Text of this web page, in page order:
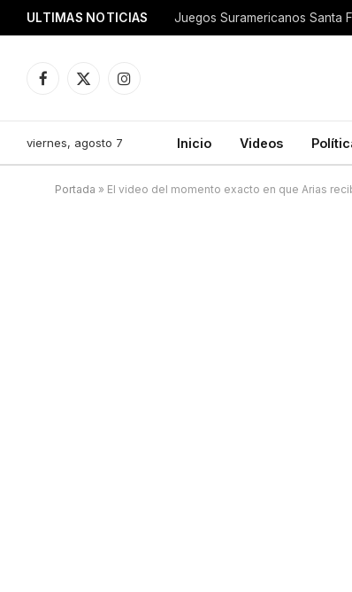
ULTIMAS NOTICIAS Juegos Suramericanos Santa
Facebook
X
Instagram
viernes, agosto 7 Inicio Videos
Portada » El video del momento exacto en que Arias